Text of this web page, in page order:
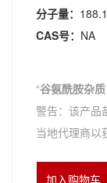
分子量：
CAS号： NA
“谷氨酰胺杂
警告：该产品
当地代理商以
加入购物车